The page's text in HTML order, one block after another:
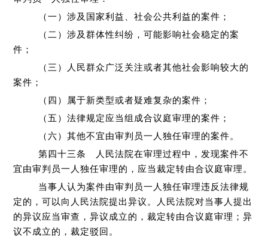
（一）涉及国家利益、社会公共利益的案件；
（二）涉及群体性纠纷，可能影响社会稳定的案
件；
（三）人民群众广泛关注或者其他社会影响较大的
案件；
（四）属于新类型或者疑难复杂的案件；
（五）法律规定应当组成合议庭审理的案件；
（六）其他不宜由审判员一人独任审理的案件。
第四十三条 人民法院在审理过程中，发现案件不
宜由审判员一人独任审理的，应当裁定转由合议庭审理。
当事人认为案件由审判员一人独任审理违反法律规
定的，可以向人民法院提出异议。人民法院对当事人提出
的异议应当审查，异议成立的，裁定转由合议庭审理；异
议不成立的，裁定驳回。